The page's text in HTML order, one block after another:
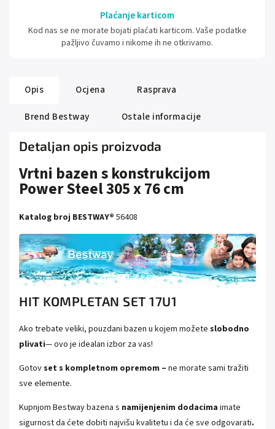
Plaćanje karticom
Kod nas se ne morate bojati plaćati karticom. Vaše podatke
pažljivo čuvamo i nikome ih ne otkrivamo.
Opis Ocjena
Rasprava
Brend Bestway Ostale informacije
Detaljan opis proizvoda
Vrtni bazen s konstrukcijom
Power Steel 305 x 76 cm
Katalog broj BESTWAY® 56408
HIT KOMPLETAN SET 17U1
Ako trebate veliki, pouzdani bazen u kojem možete slobodno
plivati— ovo je idealan izbor za vas!
Gotovset s kompletnom opremom – ne morate sami tražiti
sve elemente.
Kupnjom Bestway bazena s namijenjenim dodacima imate
sigurnost da ćete dobiti najvišu kvalitetu i da će sve odgovarati.